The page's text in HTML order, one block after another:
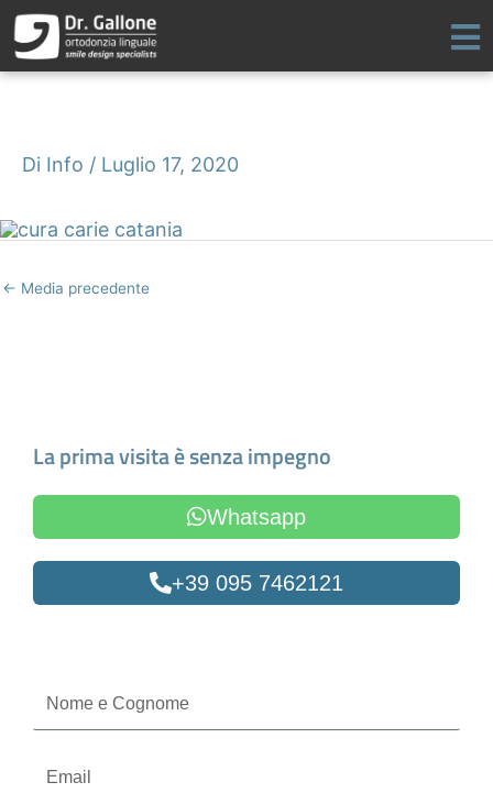
contenuto
Di Info / Luglio 17, 2020
← Media precedente
La prima visita è senza impegno
Whatsapp
+39 095 7462121
Cognome